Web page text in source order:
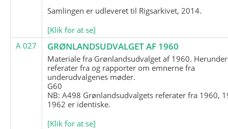
Samlingen er udleveret til Rigsarkivet, 2014.
[Klik for at se]
A 027
GRØNLANDSUDVALGET AF 1960
Materiale fra Grønlandsudvalget af 1960. Herunder
referater fra og rapporter om emnerne fra
underudvalgenes møder.
G60
NB: A498 Grønlandsudvalgets referater fra 1960,
1962 er identiske.
[Klik for at se]